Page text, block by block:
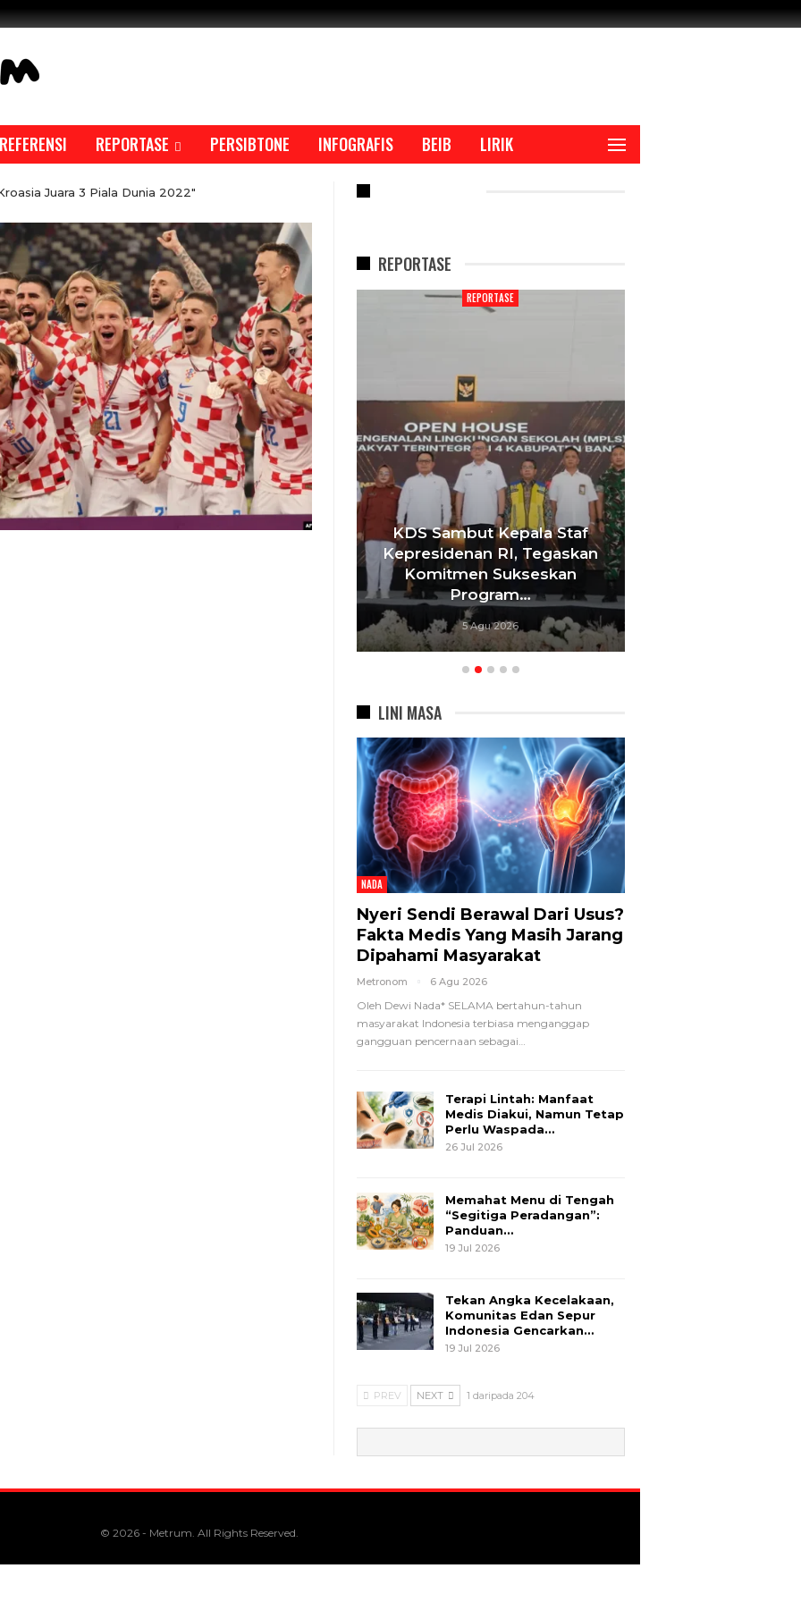
REFERENSI REPORTASE PERSIBTONE INFOGRAFIS BEIB LIRIK
Juara 3 Piala Dunia 2022"
REPORTASE
REPORTASE REPORTASE
KDS Sambut Kepala Staf
Kepresidenan RI, Tegaskan
Komitmen Sukseskan
Program…
5 Agu 2026
LINI MASA
NADA
Nyeri Sendi Berawal Dari Usus?
Fakta Medis Yang Masih Jarang
Dipahami Masyarakat
Metronom 6 Agu 2026
Oleh Dewi Nada* SELAMA bertahun-tahun
masyarakat Indonesia terbiasa menganggap
gangguan pencernaan sebagai…
Terapi Lintah: Manfaat
Medis Diakui, Namun Tetap
Perlu Waspada…
26 Jul 2026
Memahat Menu di Tengah
“Segitiga Peradangan”:
Panduan…
19 Jul 2026
Tekan Angka Kecelakaan,
Komunitas Edan Sepur
Indonesia Gencarkan…
19 Jul 2026
PREV NEXT 1 daripada 204
© 2026 - Metrum. All Rights Reserved.